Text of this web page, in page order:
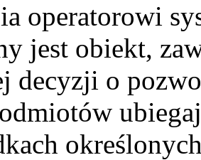
operatorowi
jest obiekt,
decyzji o